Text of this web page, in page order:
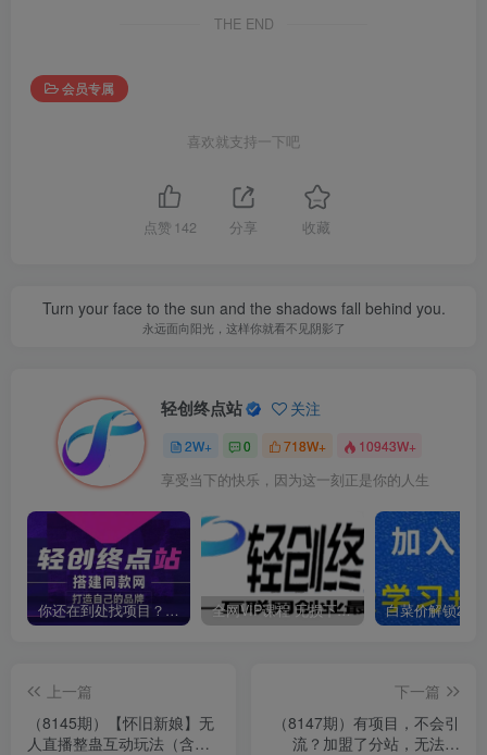
THE END
会员专属
喜欢就支持一下吧
点赞 142 分享 收藏
Turn your face to the sun and the shadows fall behind you.
永远面向阳光，这样你就看不见阴影了
轻创终点站 关注
2W+ 0 718W+ 10943W+
享受当下的快乐，因为这一刻正是你的人生
你还在到处找项目？还在当韭菜？我靠卖项目一个月收入5万+，曾经我也是个失败者。 全网VIP课程 无损下载~
上一篇
（8145期）【怀旧新娘】无
人直播整蛊互动玩法（含全
下一篇
（8147期）有项目，不会引
流？加盟了分站，无法变